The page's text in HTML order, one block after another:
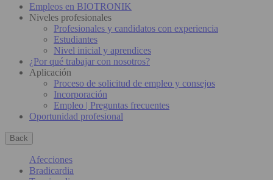
Empleos en BIOTRONIK
Niveles profesionales
Profesionales y candidatos con experiencia
Estudiantes
Nivel inicial y aprendices
¿Por qué trabajar con nosotros?
Aplicación
Proceso de solicitud de empleo y consejos
Incorporación
Empleo | Preguntas frecuentes
Oportunidad profesional
Back
Afecciones
Bradicardia